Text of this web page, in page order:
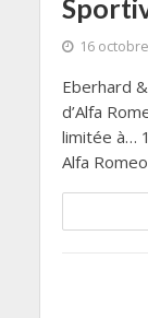
16
Eberhard
d’Alfa
limitée à…
Alfa